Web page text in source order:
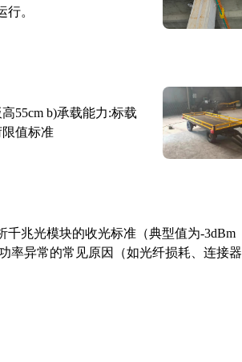
。
55cm b)承载能力:标载
限值标准
兆光模块的收光标准（典型值为-3dBm
率异常的常见原因（如光纤损耗、连接器